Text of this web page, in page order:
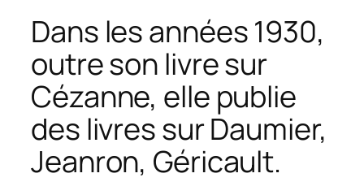
Dans les années 1930,
outre son livre sur
Cézanne, elle publie
des livres sur Daumier,
Jeanron, Géricault.